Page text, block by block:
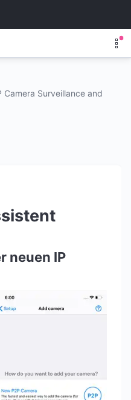
Surveillance and
neuen IP